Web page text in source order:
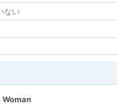
ない
Woman